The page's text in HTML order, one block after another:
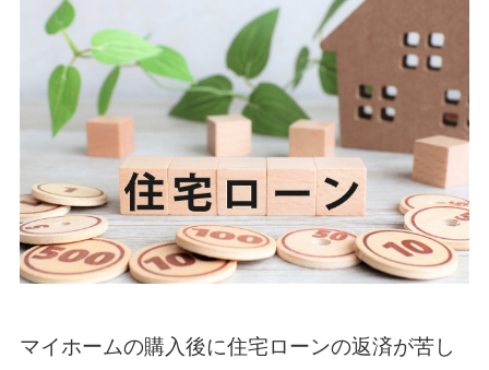
マイホームの購入後に住宅ローンの返済が苦し